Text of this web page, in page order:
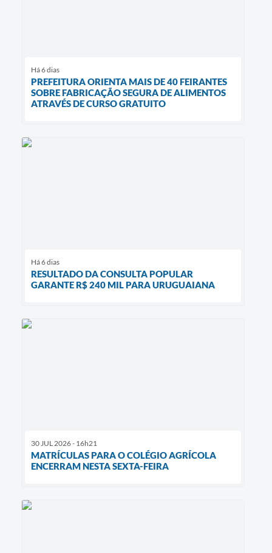
Há 6 dias
PREFEITURA ORIENTA MAIS DE 40 FEIRANTES
SOBRE FABRICAÇÃO SEGURA DE ALIMENTOS
ATRAVÉS DE CURSO GRATUITO
Há 6 dias
RESULTADO DA CONSULTA POPULAR
GARANTE R$ 240 MIL PARA URUGUAIANA
30 JUL 2026 - 16h21
MATRÍCULAS PARA O COLÉGIO AGRÍCOLA
ENCERRAM NESTA SEXTA-FEIRA